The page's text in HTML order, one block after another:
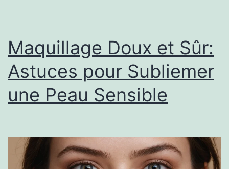
Maquillage Doux et Sûr:
Astuces pour Subliemer
une Peau Sensible